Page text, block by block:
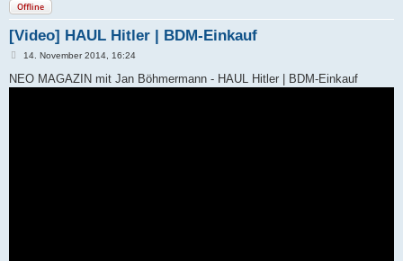
Offline
[Video] HAUL Hitler | BDM-Einkauf
B
i
t
14. November 2014, 16:24
NEO MAGAZIN mit Jan Böhmermann - HAUL Hitler | BDM-Einkauf